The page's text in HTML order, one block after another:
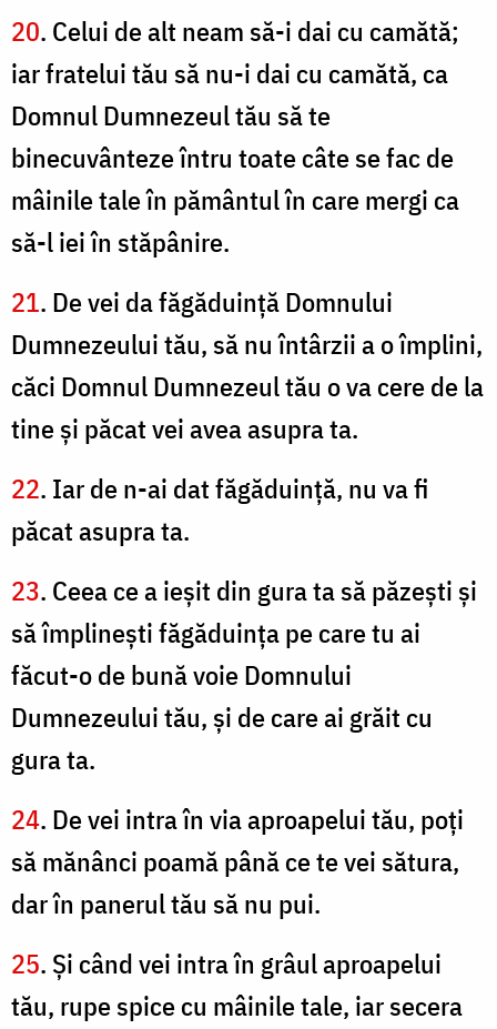
20. Celui de alt neam să-i dai cu camătă;
iar fratelui tău să nu-i dai cu camătă, ca
Domnul Dumnezeul tău să te
binecuvânteze întru toate câte se fac de
mâinile tale în pământul în care mergi ca
să-l iei în stăpânire.
21. De vei da făgăduinţă Domnului
Dumnezeului tău, să nu întârzii a o împlini,
căci Domnul Dumnezeul tău o va cere de la
tine şi păcat vei avea asupra ta.
22. Iar de n-ai dat făgăduinţă, nu va fi
păcat asupra ta.
23. Ceea ce a ieşit din gura ta să păzeşti şi
să împlineşti făgăduinţa pe care tu ai
făcut-o de bună voie Domnului
Dumnezeului tău, şi de care ai grăit cu
gura ta.
24. De vei intra în via aproapelui tău, poţi
să mănânci poamă până ce te vei sătura,
dar în panerul tău să nu pui.
25. Şi când vei intra în grâul aproapelui
tău, rupe spice cu mâinile tale, iar secera